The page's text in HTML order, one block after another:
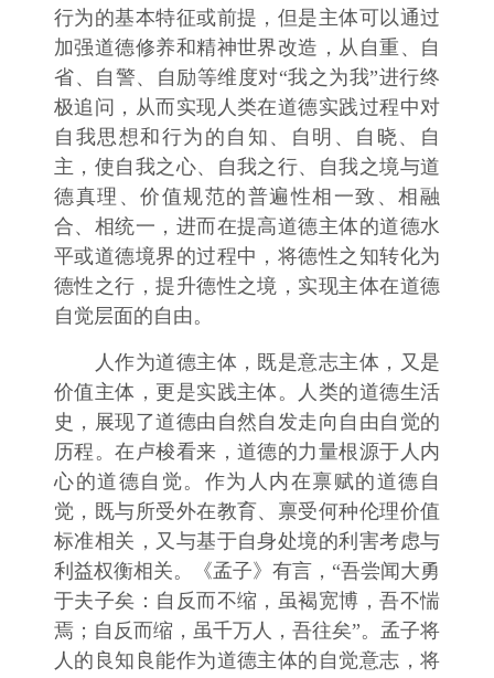
行为的基本特征或前提，但是主体可以通过
加强道德修养和精神世界改造，从自重、自
省、自警、自励等维度对“我之为我”进行终
极追问，从而实现人类在道德实践过程中对
自我思想和行为的自知、自明、自晓、自
主，使自我之心、自我之行、自我之境与道
德真理、价值规范的普遍性相一致、相融
合、相统一，进而在提高道德主体的道德水
平或道德境界的过程中，将德性之知转化为
德性之行，提升德性之境，实现主体在道德
自觉层面的自由。
人作为道德主体，既是意志主体，又是
价值主体，更是实践主体。人类的道德生活
史，展现了道德由自然自发走向自由自觉的
历程。在卢梭看来，道德的力量根源于人内
心的道德自觉。作为人内在禀赋的道德自
觉，既与所受外在教育、禀受何种伦理价值
标准相关，又与基于自身处境的利害考虑与
利益权衡相关。《孟子》有言，“吾尝闻大勇
于夫子矣：自反而不缩，虽褐宽博，吾不惴
焉；自反而缩，虽千万人，吾往矣”。孟子将
人的良知良能作为道德主体的自觉意志，将